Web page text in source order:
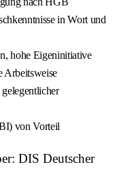
in Wort und
hohe Eigeninitiative
Arbeitsweise
von Vorteil
DIS Deutscher